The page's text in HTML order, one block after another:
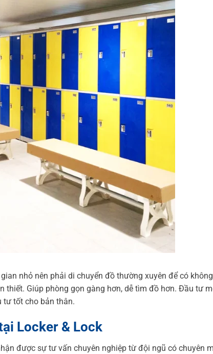
nhỏ nên phải di chuyển đồ thường xuyên để có
thiết. Giúp phòng gọn gàng hơn, dễ tìm đồ hơn. Đầu tư
tư tốt cho bản thân.
Locker & Lock
được sự tư vấn chuyên nghiệp từ đội ngũ có chuyên